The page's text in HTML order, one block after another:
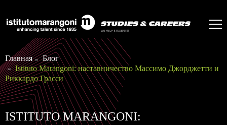
Главная
Блог
Istituto Marangoni: наставничество Массимо Джорджетти и
Риккардо Грасси
ISTITUTO MARANGONI: